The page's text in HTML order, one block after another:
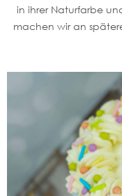
in ihrer Naturfarbe
machen wir an